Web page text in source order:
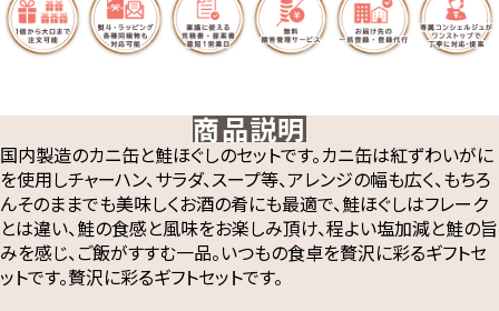
商品説明
国内製造のカニ缶と鮭ほぐしのセットです。カニ缶は紅ずわいがに
を使用しチャーハン、サラダ、スープ等、アレンジの幅も広く、もちろ
んそのままでも美味しくお酒の肴にも最適で、鮭ほぐしはフレーク
とは違い、鮭の食感と風味をお楽しみ頂け、程よい塩加減と鮭の旨
みを感じ、ご飯がすすむ一品。いつもの食卓を贅沢に彩るギフトセ
ットです。贅沢に彩るギフトセットです。